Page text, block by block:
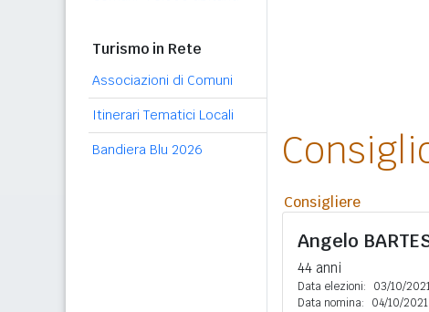
Turismo in Rete
Associazioni di Comuni
Itinerari Tematici Locali
Bandiera Blu 2026
Consigliere
Angelo
44 anni
Data elezioni:
03/10/
Data nomina:
04/10/2021